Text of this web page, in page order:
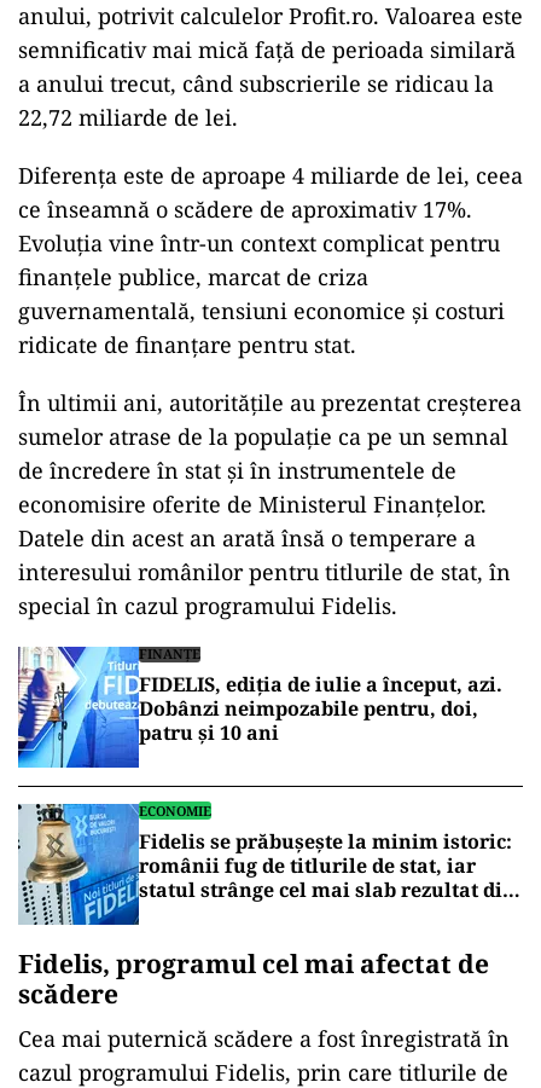
anului, potrivit calculelor Profit.ro. Valoarea este
semnificativ mai mică față de perioada similară
a anului trecut, când subscrierile se ridicau la
22,72 miliarde de lei.
Diferența este de aproape 4 miliarde de lei, ceea
ce înseamnă o scădere de aproximativ 17%.
Evoluția vine într-un context complicat pentru
finanțele publice, marcat de criza
guvernamentală, tensiuni economice și costuri
ridicate de finanțare pentru stat.
În ultimii ani, autoritățile au prezentat creșterea
sumelor atrase de la populație ca pe un semnal
de încredere în stat și în instrumentele de
economisire oferite de Ministerul Finanțelor.
Datele din acest an arată însă o temperare a
interesului românilor pentru titlurile de stat, în
special în cazul programului Fidelis.
FINANȚE
FIDELIS, ediția de iulie a început, azi.
Dobânzi neimpozabile pentru, doi,
patru și 10 ani
ECONOMIE
Fidelis se prăbușește la minim istoric:
românii fug de titlurile de stat, iar
statul strânge cel mai slab rezultat din
Fidelis, programul cel mai afectat de
scădere
Cea mai puternică scădere a fost înregistrată în
cazul programului Fidelis, prin care titlurile de